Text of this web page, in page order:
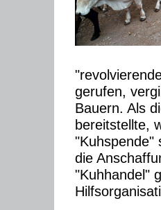
gerufen,
Bauern. Als
bereitstellte,
"Kuhspende"
die
"Kuhhandel"